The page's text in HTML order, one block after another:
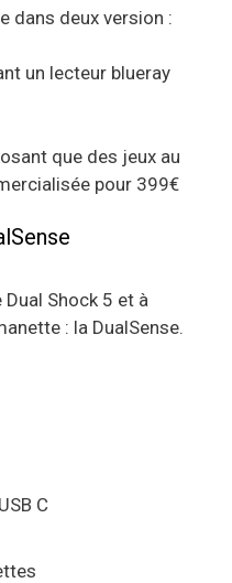
dans deux version :
un lecteur blueray
que des jeux au
pour 399€
Dual Shock 5 et à
: la DualSense.
C